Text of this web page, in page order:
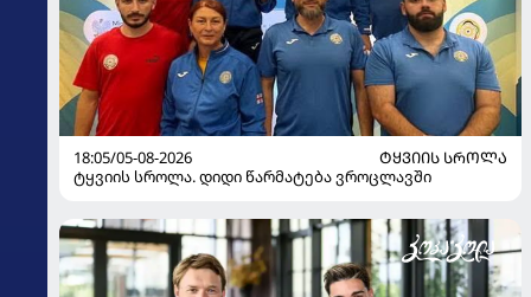
18:05/05-08-2026
ᲢᲧᲕᲘᲘᲡ ᲡᲠᲝᲚᲐ
ტყვიის სროლა. დიდი წარმატება ვროცლავში